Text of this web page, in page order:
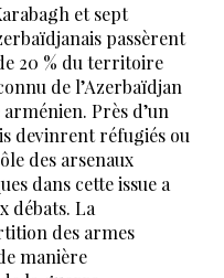
et sept
passèrent
20 % du territoire
de l’Azerbaïdjan
Près d’un
devinrent réfugiés ou
des arsenaux
dans cette issue a
débats. La
des armes
manière